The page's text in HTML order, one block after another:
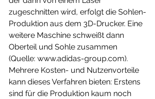
zugeschnitten wird, erfolgt die Sohlen-
Produktion aus dem 3D-Drucker. Eine
weitere Maschine schweißt dann
Oberteil und Sohle zusammen
(Quelle: www.adidas-group.com).
Mehrere Kosten- und Nutzenvorteile
kann dieses Verfahren bieten: Erstens
sind für die Produktion kaum noch